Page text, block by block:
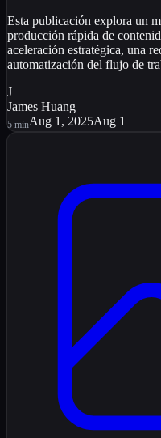
Esta publicación explora un
producción rápida de
aceleración estratégica, una
automatización del flujo de
J
James Huang
5 minAug 1, 2025Aug 1